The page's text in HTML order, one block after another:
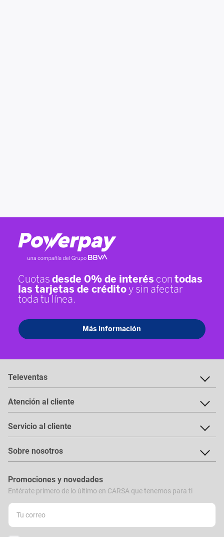
Televentas
Atención al cliente
Servicio al cliente
Sobre nosotros
Promociones y novedades
Entérate primero de lo último en CARSA que tenemos para ti